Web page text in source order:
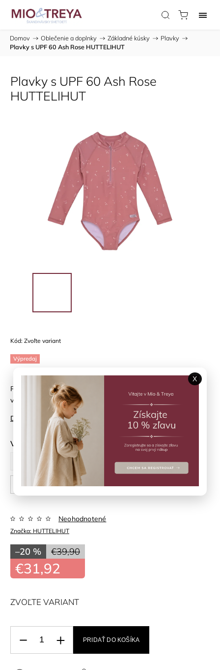
Domov / Oblečenie a doplnky / Základné kúsky / Plavky /
Plavky s UPF 60 Ash Rose HUTTELIHUT
Plavky s UPF 60 Ash Rose
HUTTELIHUT
Kód: Zvoľte variant
Výpredaj
Plavkový overal HUTTELIHUT - slnečná ochrana v krásnom
vzore
Detailné informácie
Veľkosť
92 cm
98 cm 104 cm 110 cm
116 cm 122 cm 128 cm
Značka: HUTTELIHUT
Neohodnotené
€39,90
–20 %
€31,92
ZVOĽTE VARIANT
PRIDAŤ DO KOŠÍKA
X